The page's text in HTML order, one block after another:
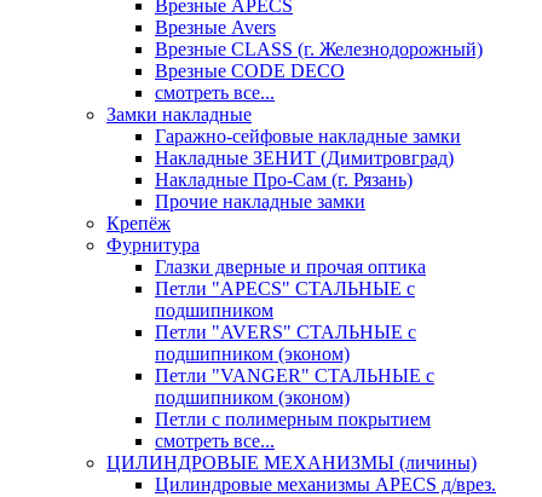
Врезные APECS
Врезные Avers
Врезные CLASS (г. Железнодорожный)
Врезные CODE DECO
смотреть все...
Замки накладные
Гаражно-сейфовые накладные замки
Накладные ЗЕНИТ (Димитровград)
Накладные Про-Сам (г. Рязань)
Прочие накладные замки
Крепёж
Фурнитура
Глазки дверные и прочая оптика
Петли "APECS" СТАЛЬНЫЕ с
подшипником
Петли "AVERS" СТАЛЬНЫЕ с
подшипником (эконом)
Петли "VANGER" СТАЛЬНЫЕ с
подшипником (эконом)
Петли с полимерным покрытием
смотреть все...
ЦИЛИНДРОВЫЕ МЕХАНИЗМЫ (личины)
Цилиндровые механизмы APECS д/врез.